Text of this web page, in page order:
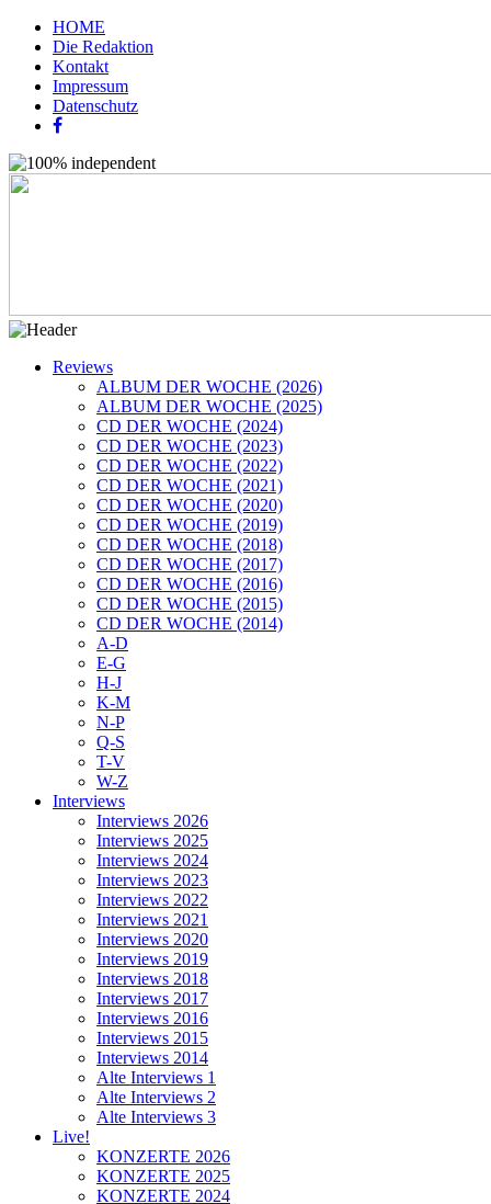
HOME
Die Redaktion
Kontakt
Impressum
Datenschutz
Reviews
ALBUM DER WOCHE (2026)
ALBUM DER WOCHE (2025)
CD DER WOCHE (2024)
CD DER WOCHE (2023)
CD DER WOCHE (2022)
CD DER WOCHE (2021)
CD DER WOCHE (2020)
CD DER WOCHE (2019)
CD DER WOCHE (2018)
CD DER WOCHE (2017)
CD DER WOCHE (2016)
CD DER WOCHE (2015)
CD DER WOCHE (2014)
A-D
E-G
H-J
K-M
N-P
Q-S
T-V
W-Z
Interviews
Interviews 2026
Interviews 2025
Interviews 2024
Interviews 2023
Interviews 2022
Interviews 2021
Interviews 2020
Interviews 2019
Interviews 2018
Interviews 2017
Interviews 2016
Interviews 2015
Interviews 2014
Alte Interviews 1
Alte Interviews 2
Alte Interviews 3
Live!
KONZERTE 2026
KONZERTE 2025
KONZERTE 2024